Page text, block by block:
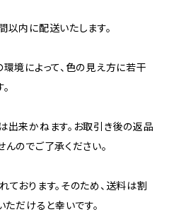
内に配送いたします。
境によって、色の見え方に若干
来かねます。お取引き後の返品
のでご了承ください。
おります。そのため、送料は割
ただけると幸いです。